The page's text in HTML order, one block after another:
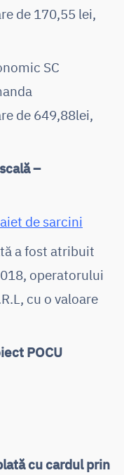
de 170,55 lei,
SC
de 649,88lei,
–
de sarcini
a fost atribuit
operatorului
cu o valoare
POCU
cu cardul prin